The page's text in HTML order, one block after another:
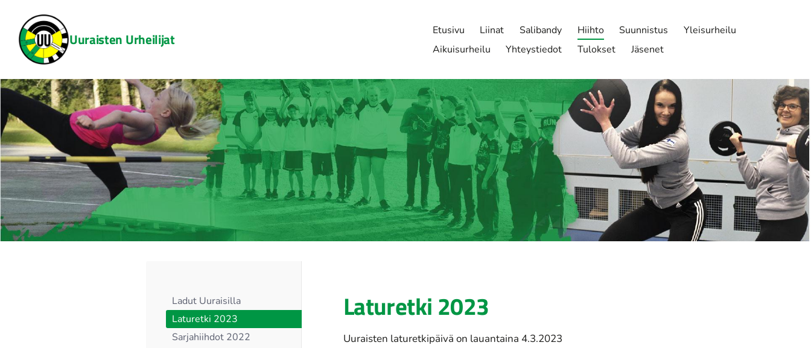
sivun
sisältöön
Uuraisten Urheilijat Etusivu Liinat Salibandy Hiihto Suunnistus
Yleisurheilu
Aikuisurheilu
Yhteystiedot Tulokset Jäsenet
Ladut Uuraisilla
Laturetki 2023
Sarjahiihdot 2022
Laturetki 2023
Uuraisten laturetkipäivä on lauantaina 4.3.2023